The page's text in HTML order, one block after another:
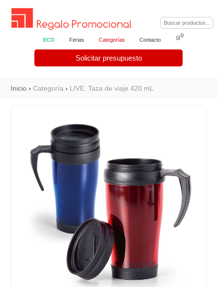
ECO Ferias Categorías Contacto
Solicitar presupuesto
🛒0
Inicio ›Categoría › LIVE. Taza de viaje 420 mL